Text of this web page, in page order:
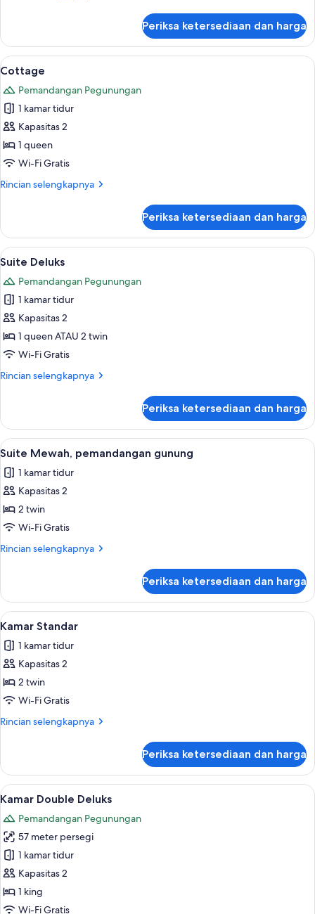
Suite
Keluarga
Periksa ketersediaan dan harga
Lihat
semua
foto
untuk
Cottage
Cottage | Brankas, meja kerja,
6
Cottage
Pemandangan Pegunungan
1 kamar tidur
Kapasitas 2
1 queen
Wi-Fi Gratis
Rincian selengkapnya
Rincian
Cottage
Periksa ketersediaan dan harga
Lihat
semua
foto
untuk
Suite
Deluks
Brankas, meja kerja, ruang kerja
6
Suite Deluks
Pemandangan Pegunungan
1 kamar tidur
Kapasitas 2
1 queen ATAU 2 twin
Wi-Fi Gratis
Rincian selengkapnya
Rincian
Suite
Deluks
Periksa ketersediaan dan harga
Lihat
semua
foto
untuk
Suite
Mewah,
pemandangan
Brankas, meja kerja, ruang kerja
5
Suite Mewah, pemandangan gunung
1 kamar tidur
Kapasitas 2
2 twin
Wi-Fi Gratis
Rincian selengkapnya
Rincian
Suite
Mewah,
pemandangan
Periksa ketersediaan dan harga
Lihat
semua
foto
untuk
Kamar
Standar
Brankas, meja kerja, ruang kerja
5
Kamar Standar
1 kamar tidur
Kapasitas 2
2 twin
Wi-Fi Gratis
Rincian selengkapnya
Rincian
Kamar
Standar
Periksa ketersediaan dan harga
Lihat
semua
foto
untuk
Kamar
Double
Deluks
Kamar Double Deluks | Brankas,
6
Kamar Double Deluks
Pemandangan Pegunungan
57 meter persegi
1 kamar tidur
Kapasitas 2
1 king
Wi-Fi Gratis